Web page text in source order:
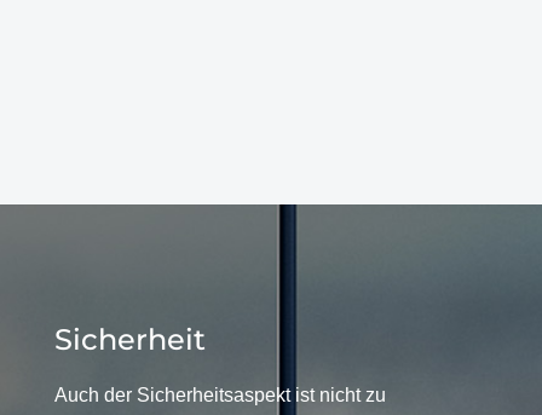
Sicherheit
Auch der Sicherheitsaspekt ist nicht zu